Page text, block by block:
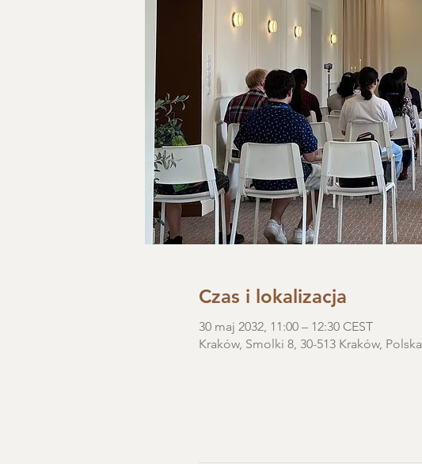
Czas i lokalizacja
30 maj 2032, 11:00 – 12:30 CEST
Kraków, Smolki 8, 30-513 Kraków, Polska